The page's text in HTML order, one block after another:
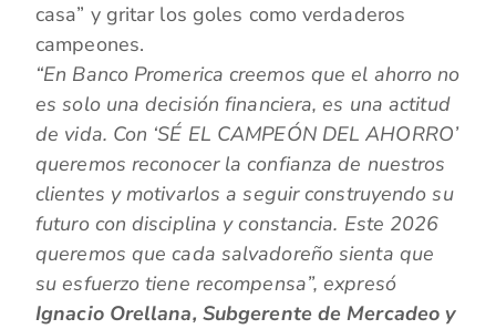
casa” y gritar los goles como verdaderos
campeones.
“En Banco Promerica creemos que el ahorro no
es solo una decisión financiera, es una actitud
de vida. Con ‘SÉ EL CAMPEÓN DEL AHORRO’
queremos reconocer la confianza de nuestros
clientes y motivarlos a seguir construyendo su
futuro con disciplina y constancia. Este 2026
queremos que cada salvadoreño sienta que
su esfuerzo tiene recompensa”, expresó
Ignacio Orellana, Subgerente de Mercadeo y